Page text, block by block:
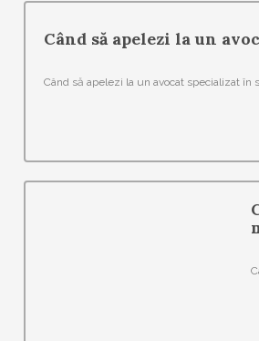
Când să apelezi la un
Când să apelezi la un avocat specializat în